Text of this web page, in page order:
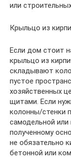
или
Крыльцо из
Если дом стоит
крыльцо из
складывают
пустое
хозяйственных
щитами. Если
колонны/стенки
самодельной
полученному
не обязательно
бетонной или